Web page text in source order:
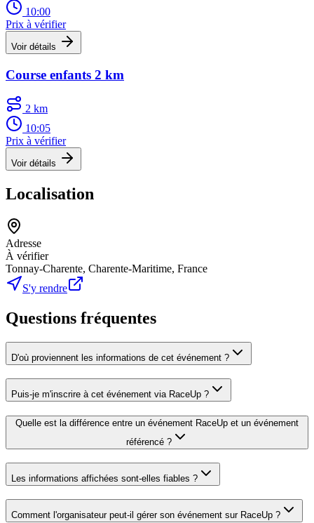
10:00
Prix à vérifier
Voir détails
Course enfants 2 km
2 km
10:05
Prix à vérifier
Voir détails
Localisation
Adresse
À vérifier
Tonnay-Charente, Charente-Maritime, France
S'y rendre
Questions fréquentes
D'où proviennent les informations de cet événement ?
Puis-je m'inscrire à cet événement via RaceUp ?
Quelle est la différence entre un événement RaceUp et un événement
référencé ?
Les informations affichées sont-elles fiables ?
Comment l'organisateur peut-il gérer son événement sur RaceUp ?